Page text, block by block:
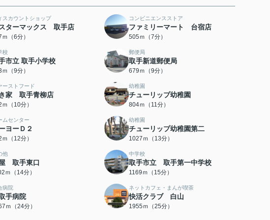
スカウントショップ
ターマックス 取手店
（6分）
コンビニエンスストア
ファミリーマート 台宿店
505ｍ（7分）
校
市立 取手小学校
（9分）
郵便局
取手新道郵便局
679ｍ（9分）
ーストフード
家 取手青柳店
（10分）
幼稚園
チューリップ幼稚園
804ｍ（11分）
ムセンター
ヨーＤ２
（12分）
幼稚園
チューリップ幼稚園第二
1027ｍ（13分）
他
取手東口
ｍ（14分）
中学校
取手市立 取手第一中学校
1169ｍ（15分）
病院
手病院
ｍ（24分）
ネットカフェ・まんが喫茶
快活クラブ 白山
1955ｍ（25分）